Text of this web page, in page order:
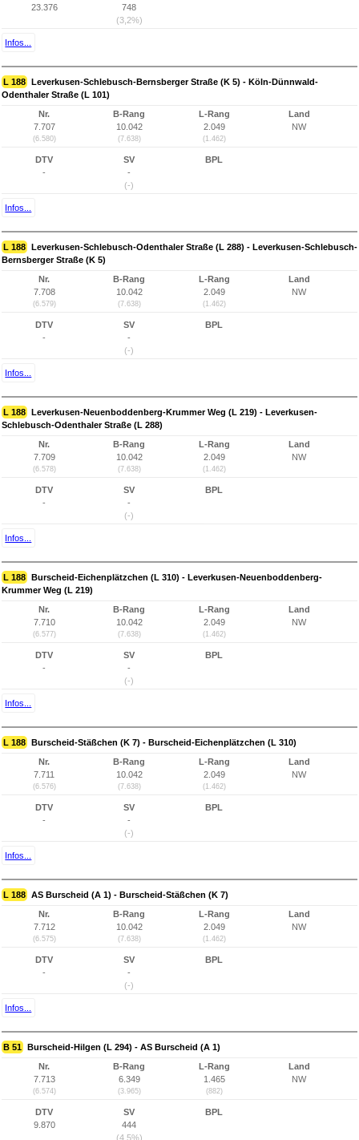
23.376
748
(3,2%)
Infos...
L 188 Leverkusen-Schlebusch-Bernsberger Straße (K 5) - Köln-Dünnwald-
Odenthaler Straße (L 101)
Nr.
7.707
(6.580)
B-Rang
10.042
(7.638)
L-Rang
2.049
(1.462)
Land
NW
DTV
-
SV
-
(-)
BPL
Infos...
L 188 Leverkusen-Schlebusch-Odenthaler Straße (L 288) - Leverkusen-Schlebusch-
Bernsberger Straße (K 5)
Nr.
7.708
(6.579)
B-Rang
10.042
(7.638)
L-Rang
2.049
(1.462)
Land
NW
DTV
-
SV
-
(-)
BPL
Infos...
L 188 Leverkusen-Neuenboddenberg-Krummer Weg (L 219) - Leverkusen-
Schlebusch-Odenthaler Straße (L 288)
Nr.
7.709
(6.578)
B-Rang
10.042
(7.638)
L-Rang
2.049
(1.462)
Land
NW
DTV
-
SV
-
(-)
BPL
Infos...
L 188 Burscheid-Eichenplätzchen (L 310) - Leverkusen-Neuenboddenberg-
Krummer Weg (L 219)
Nr.
7.710
(6.577)
B-Rang
10.042
(7.638)
L-Rang
2.049
(1.462)
Land
NW
DTV
-
SV
-
(-)
BPL
Infos...
L 188 Burscheid-Stäßchen (K 7) - Burscheid-Eichenplätzchen (L 310)
Nr.
7.711
(6.576)
B-Rang
10.042
(7.638)
L-Rang
2.049
(1.462)
Land
NW
DTV
-
SV
-
(-)
BPL
Infos...
L 188 AS Burscheid (A 1) - Burscheid-Stäßchen (K 7)
Nr.
7.712
(6.575)
B-Rang
10.042
(7.638)
L-Rang
2.049
(1.462)
Land
NW
DTV
-
SV
-
(-)
BPL
Infos...
B 51 Burscheid-Hilgen (L 294) - AS Burscheid (A 1)
Nr.
7.713
(6.574)
B-Rang
6.349
(3.965)
L-Rang
1.465
(882)
Land
NW
DTV
9.870
SV
444
(4,5%)
BPL